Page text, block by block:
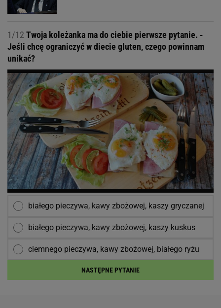
1/12 Twoja koleżanka ma do ciebie pierwsze pytanie. -
Jeśli chcę ograniczyć w diecie gluten, czego powinnam
unikać?
białego pieczywa, kawy zbożowej, kaszy gryczanej
białego pieczywa, kawy zbożowej, kaszy kuskus
ciemnego pieczywa, kawy zbożowej, białego ryżu
NASTĘPNE PYTANIE